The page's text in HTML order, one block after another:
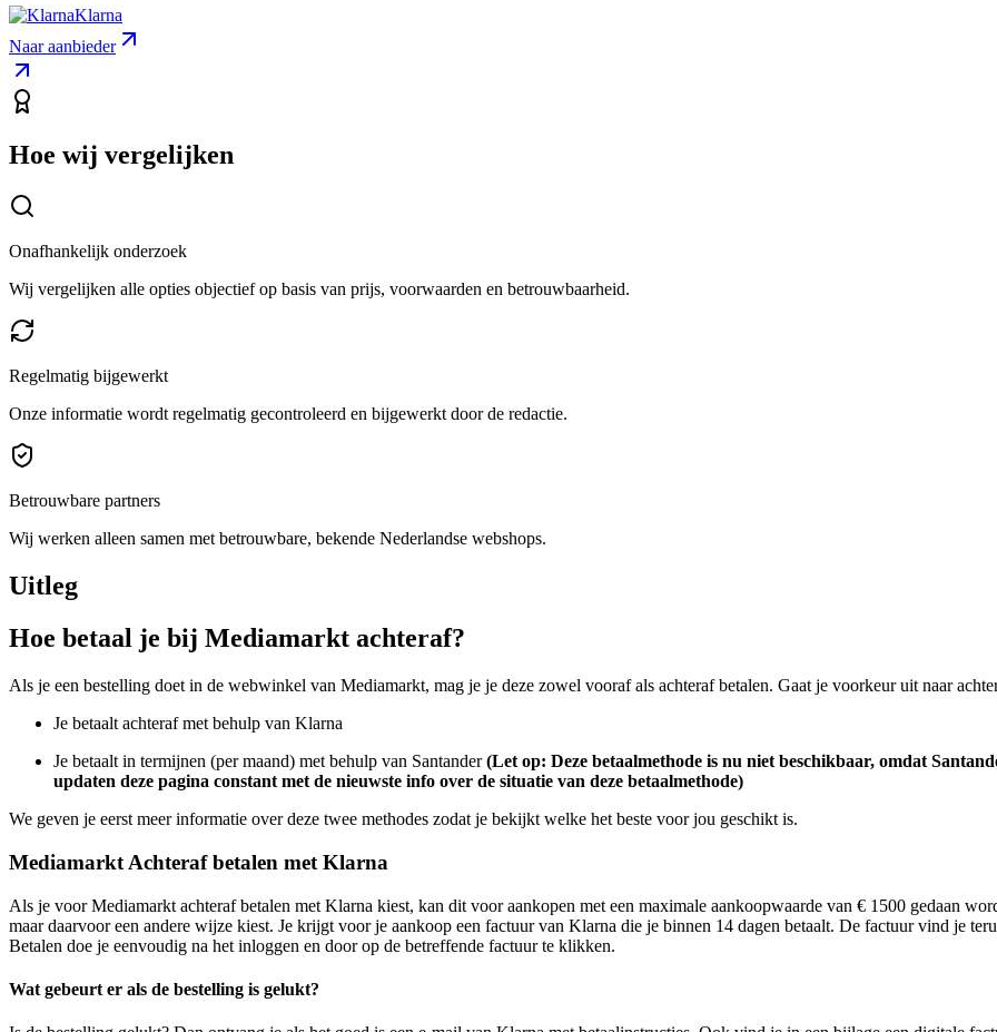
Klarna
Naar aanbieder
Hoe wij vergelijken
Onafhankelijk onderzoek
Wij vergelijken alle opties objectief op basis van prijs, voorwaarden en betrouwbaarheid.
Regelmatig bijgewerkt
Onze informatie wordt regelmatig gecontroleerd en bijgewerkt door de redactie.
Betrouwbare partners
Wij werken alleen samen met betrouwbare, bekende Nederlandse webshops.
Uitleg
Hoe betaal je bij Mediamarkt achteraf?
Als je een bestelling doet in de webwinkel van Mediamarkt, mag je je deze zowel vooraf als achteraf betalen. Gaat je voorkeur uit naar
Je betaalt achteraf met behulp van Klarna
Je betaalt in termijnen (per maand) met behulp van Santander(Let op: Deze betaalmethode is nu niet beschikbaar, omdat
updaten deze pagina constant met de nieuwste info over de situatie van deze betaalmethode)
We geven je eerst meer informatie over deze twee methodes zodat je bekijkt welke het beste voor jou geschikt is.
Mediamarkt Achteraf betalen met Klarna
Als je voor Mediamarkt achteraf betalen met Klarna kiest, kan dit voor aankopen met een maximale aankoopwaarde van € 1500 gedaan
maar daarvoor een andere wijze kiest. Je krijgt voor je aankoop een factuur van Klarna die je binnen 14 dagen betaalt. De factuur vind je
Betalen doe je eenvoudig na het inloggen en door op de betreffende factuur te klikken.
Wat gebeurt er als de bestelling is gelukt?